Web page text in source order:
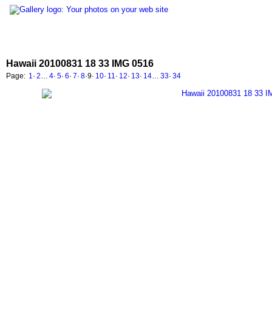
Hawaii 20100831 18 33 IMG 0516
Page: 1 · 2 4· 5· 6· 7· 8·9· 10· 11 · 12· 13· 14 33· 34